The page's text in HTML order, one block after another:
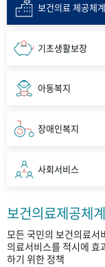
보건의료 제공체계
기초생활보장
아동복지
장애인복지
사회서비스
보건의료제공체계
모든 국민의 보건의료서
의료서비스를 적시에 효
하기 위한 정책